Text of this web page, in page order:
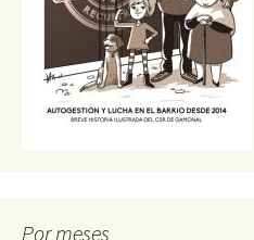
Por meses